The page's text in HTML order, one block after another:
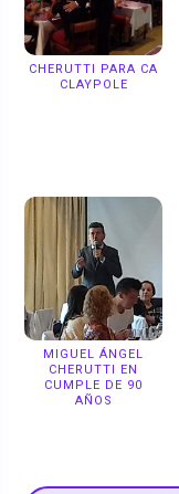
CHERUTTI PARA CA
CLAYPOLE
MIGUEL ÁNGEL
CHERUTTI EN
CUMPLE DE 90
AÑOS